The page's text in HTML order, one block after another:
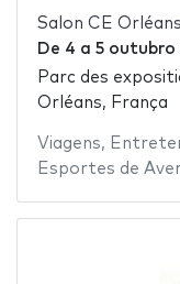
Salon CE
De 4 a 5 outubro
Parc des
Orléans, França
Viagens,
Esportes de